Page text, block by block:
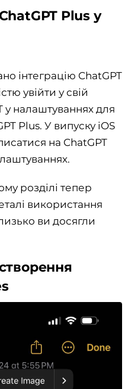
Plus у
інтеграцію ChatGPT
увійти у свій
у налаштуваннях для
Plus. У випуску iOS
на ChatGPT
розділі тепер
використання
ви досягли